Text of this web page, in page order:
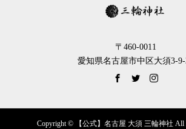
〒460-0011
愛知県名古屋市中区大須3-9-
Copyright © 【公式】名古屋 大須 三輪神社 All